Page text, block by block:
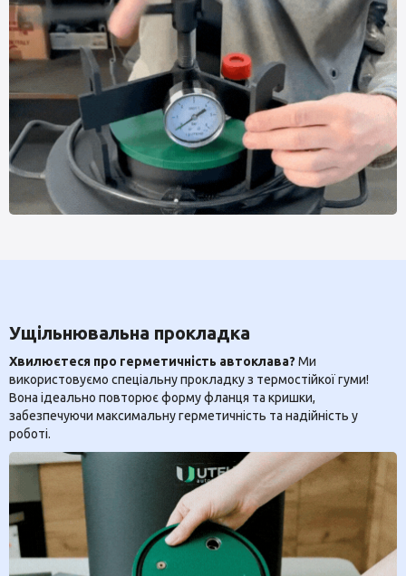
Ущільнювальна прокладка
Хвилюєтеся про герметичність автоклава? Ми
використовуємо спеціальну прокладку з термостійкої гуми!
Вона ідеально повторює форму фланця та кришки,
забезпечуючи максимальну герметичність та надійність у
роботі.